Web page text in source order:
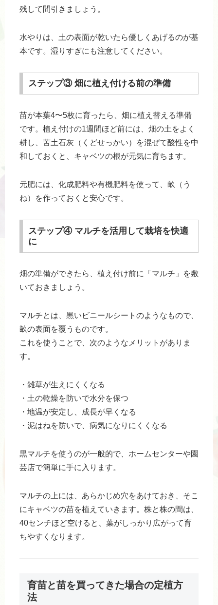
残して間引きましょう。
水やりは、土の表面が乾いたら優しくあげるのが基
本です。湿りすぎにも注意してください。
ステップ③ 畑に植え付ける前の準備
苗が本葉4〜5枚に育ったら、畑に植え替える準備
です。植え付けの1週間ほど前には、畑の土をよく
耕し、苦土石灰（くどせっかい）を混ぜて酸性を中
和しておくと、キャベツの根が元気に育ちます。
元肥には、化成肥料や有機肥料を使って、畝（う
ね）を作っておくと安心です。
ステップ④ マルチを活用して栽培を快適
に
畑の準備ができたら、植え付け前に「マルチ」を敷
いておきましょう。
マルチとは、黒いビニールシートのようなもので、
畝の表面を覆うものです。
これを使うことで、次のようなメリットがありま
す。
・雑草が生えにくくなる
・土の乾燥を防いで水分を保つ
・地温が安定し、成長が早くなる
・泥はねを防いで、病気になりにくくなる
黒マルチを使うのが一般的で、ホームセンターや園
芸店で簡単に手に入ります。
マルチの上には、あらかじめ穴をあけておき、そこ
にキャベツの苗を植えていきます。株と株の間は、
40センチほど空けると、葉がしっかり広がって育
ちやすくなります。
育苗と苗を買ってきた場合の定植方
法